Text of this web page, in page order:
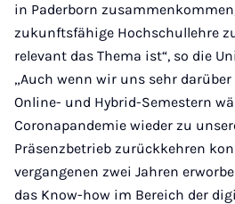
in Paderborn
zukunftsfähige Hochschullehre
relevant das Thema ist“, so die
„Auch wenn wir uns sehr
Online- und Hybrid-Semestern
Coronapandemie wieder zu
Präsenzbetrieb zurückkehren
vergangenen zwei Jahren
das Know-how im Bereich der